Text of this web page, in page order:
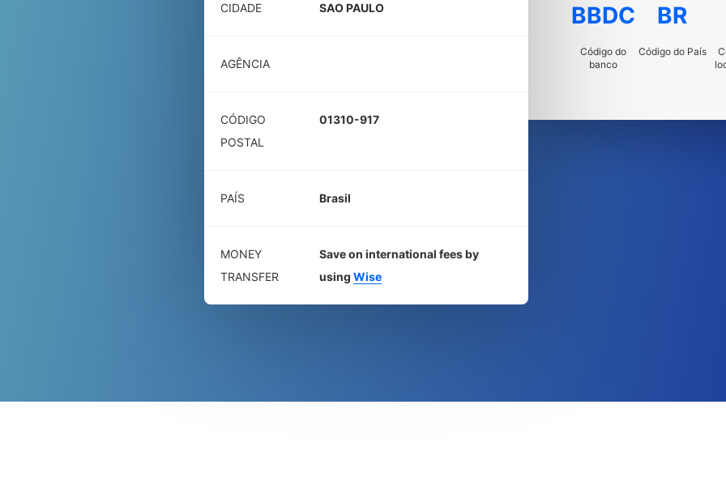
CIDADE SAO PAULO
AGÊNCIA
CÓDIGO
POSTAL
01310-917
PAÍS Brasil
MONEY
TRANSFER
Save on international fees by
using Wise
BBDC
Código do
banco
BR
Código do País